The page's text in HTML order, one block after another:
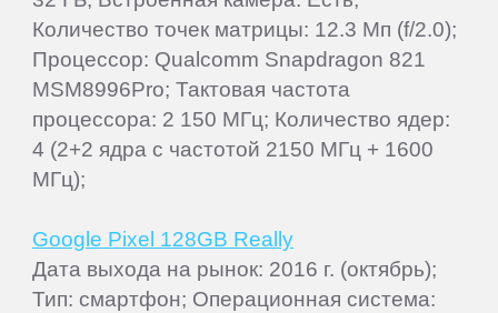
Количество точек матрицы: 12.3 Мп (f/2.0);
Процессор: Qualcomm Snapdragon 821
MSM8996Pro; Тактовая частота
процессора: 2 150 МГц; Количество ядер:
4 (2+2 ядра с частотой 2150 МГц + 1600
МГц);
Google Pixel 128GB Really
Дата выхода на рынок: 2016 г. (октябрь);
Тип: смартфон; Операционная система: